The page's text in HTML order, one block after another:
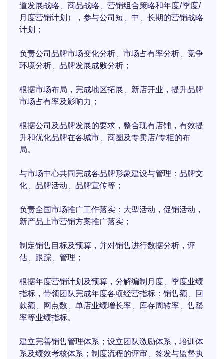
道发展战略、商品战略、营销组合策略和年度/季度/
月度营销计划），参与公司短、中、长期的营销战略
计划；
负责公司品牌市场变化分析、市场占有率分析、竞争
环境分析、品牌发展成败分析；
根据市场布局，完成地区拓展、新店开业，提升品牌
市场占有率及影响力；
根据公司及品牌发展的要求，整合现有店铺，有效提
升和优化品牌在各城市、商圈及专卖店/专柜的布
局。
与市场中心共同完成各品牌形象建设与管理：品牌文
化、品牌活动、品牌宣传等；
负责全国市场推广工作落实：大型活动，促销活动，
新产品上市营销方案推广落实；
制定销售目标及预算，并对销售进行数据分析，评
估、跟踪、管理；
根据年度营销计划及预算，分解编制月度、季度业绩
指标，带领团队完成年度各项经营指标：销售额、回
款额、网点数、单店业绩增长率、库存周转率、售罄
率等业绩指标。
建立完善销售管理体系；设立团队激励体系，培训体
系及绩效考核体系；制度流程的评审、签发与监督执